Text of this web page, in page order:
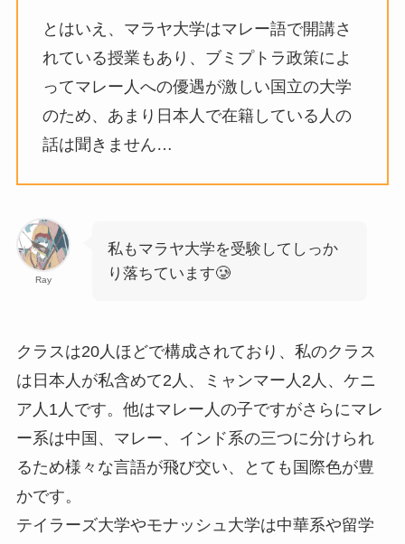
とはいえ、マラヤ大学はマレー語で開講さ
れている授業もあり、ブミプトラ政策によ
ってマレー人への優遇が激しい国立の大学
のため、あまり日本人で在籍している人の
話は聞きません…
Ray
私もマラヤ大学を受験してしっか
り落ちています🥲
クラスは20人ほどで構成されており、私のクラス
は日本人が私含めて2人、ミャンマー人2人、ケニ
ア人1人です。他はマレー人の子ですがさらにマレ
ー系は中国、マレー、インド系の三つに分けられ
るため様々な言語が飛び交い、とても国際色が豊
かです。
テイラーズ大学やモナッシュ大学は中華系や留学